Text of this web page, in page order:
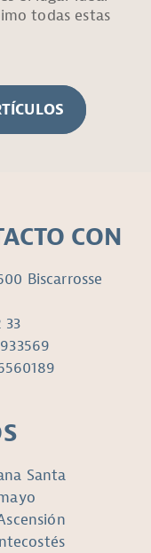
todas estas
CON
Biscarrosse
33
Santa